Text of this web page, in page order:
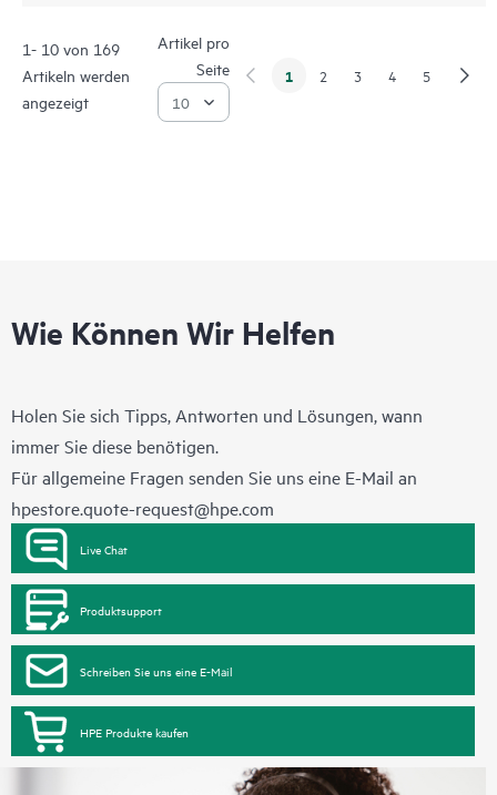
1- 10 von 169
Artikeln werden
angezeigt
Artikel pro
Seite
1 2 3 4 5
Wie Können Wir Helfen
Holen Sie sich Tipps, Antworten und Lösungen, wann
immer Sie diese benötigen.
Für allgemeine Fragen senden Sie uns eine E-Mail an
hpestore.quote-request@hpe.com
Live Chat
Produktsupport
Schreiben Sie uns eine E-Mail
HPE Produkte kaufen